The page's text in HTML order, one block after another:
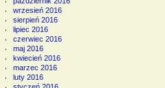
wrzesień 2016
sierpień 2016
lipiec 2016
czerwiec 2016
maj 2016
kwiecień 2016
marzec 2016
luty 2016